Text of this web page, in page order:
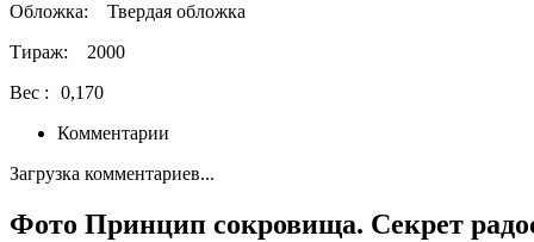
Обложка: Твердая обложка
Тираж: 2000
Вес :
0,170
Комментарии
Загрузка комментариев...
Фото Принцип сокровища. Секрет